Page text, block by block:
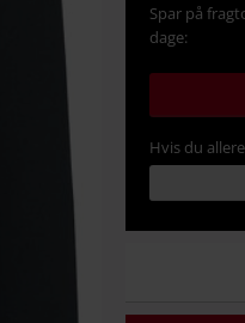
Spar på
dage:
Hvis du